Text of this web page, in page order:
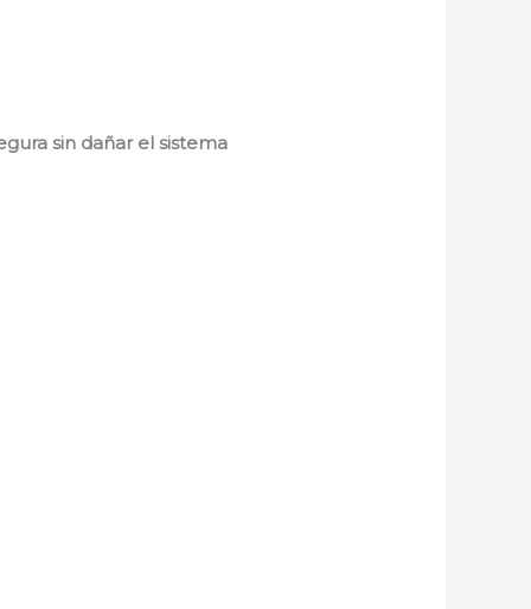
sin dañar el sistema